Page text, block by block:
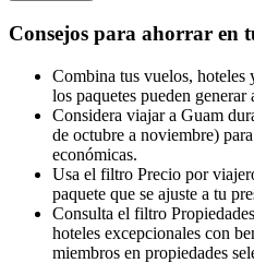
Consejos para ahorrar en
Combina tus vuelos, hoteles
los paquetes pueden
Considera viajar a Guam
de octubre a noviembre)
económicas.
Usa el filtro Precio por
paquete que se ajuste a tu
Consulta el filtro
hoteles excepcionales con
miembros en propiedades